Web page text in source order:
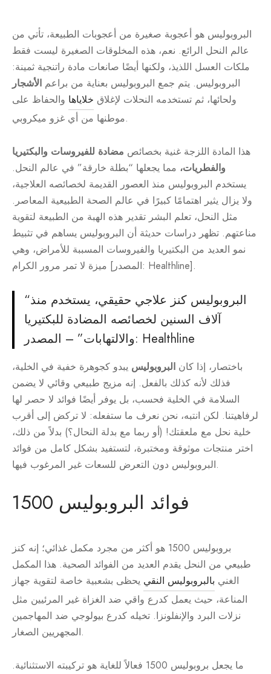
البروبوليس هو أعجوبة صغيرة من أعجوبات الطبيعة، تأتي من
عالم النحل الرائع. نعم، هذه المخلوقات الصغيرة ليست فقط
ملكات العسل اللذيذ، ولكنها أيضًا صانعات مادة راتنجية ثمينة:
البروبوليس. يتم جمع البروبوليس بعناية من براعم الأشجار
ولحائها، ثم تستخدمه النحلات لإغلاق خلاياها والحفاظ على
موطنها من أي غزو ميكروبي.
هذا المادة اللزجة غنية بخصائص مضادة للفيروسات والبكتيريا
والفطريات، مما يجعلها “بطلة خارقة” في عالم النحل.
يستخدم البروبوليس منذ العصور القديمة لخصائصه العلاجية،
ولا يزال يثير اهتمامًا كبيرًا في عالم الصحة الطبيعية المعاصر.
مثل النحل، تعلم البشر تقدير هذه الهبة من الطبيعة لتقوية
مناعتهم. تظهر دراسات حديثة أن البروبوليس يساهم في تثبيط
نمو العديد من البكتيريا والفيروسات المسببة للأمراض، وهي
ميزة لا تمر مرور الكرام [المصدر: Healthline].
“البروبوليس كنز علاجي حقيقي، يستخدم منذ
آلاف السنين لخصائصه المضادة للبكتيريا
والالتهابات” – المصدر: Healthline
باختصار، إذا كان البروبوليس يبدو كجوهرة خفية في الخلية،
فذلك لأنه كذلك بالفعل. إنه مزيج طبيعي وقائي لا يضمن
السلامة في الخلية فحسب، بل يوفر أيضًا فوائد لا حصر لها
لرفاهيتنا. لكن انتبه، نحن نعرف ما ستفعله: لا تركض إلى أقرب
خلية نحل مع ملعقتك! (أو ربما مع بدلة النحال؟) بدلاً من ذلك،
اختر منتجات موثوقة ومختبرة، لتستفيد بشكل كامل من فوائد
البروبوليس دون التعرض للسعات غير المرغوب فيها.
فوائد البروبوليس 1500
بروبوليس 1500 هو أكثر من مجرد مكمل غذائي؛ إنه كنز
طبيعي من النحل يقدم العديد من الفوائد الصحية. هذا المكمل
الغني بالبروبوليس النقي يحظى بشعبية خاصة لتقوية جهاز
المناعة، حيث يعمل كدرع واقي ضد الغزاة غير المرئيين مثل
نزلات البرد والإنفلونزا. تخيله كدرع بيولوجي ضد المهاجمين
المجهريين الصغار.
ما يجعل بروبوليس 1500 فعالاً للغاية هو تركيبته الاستثنائية.